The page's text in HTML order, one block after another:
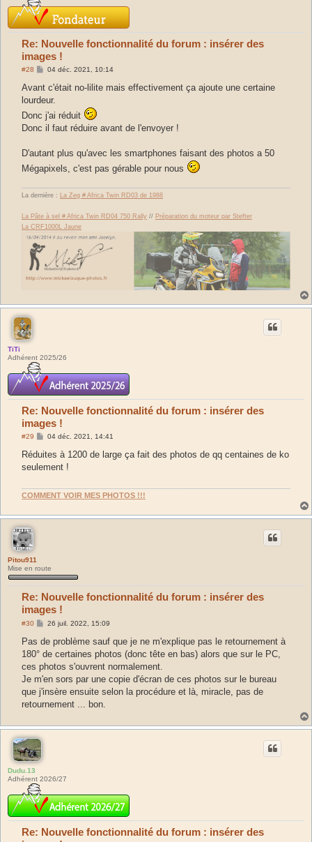
Re: Nouvelle fonctionnalité du forum : insérer des
images !
#28
M
s
a
g
e
04 déc. 2021, 10:14
Avant c'était no-lilite mais effectivement ça ajoute une certaine
lourdeur.
Donc j'ai réduit
Donc il faut réduire avant de l'envoyer !
D'autant plus qu'avec les smartphones faisant des photos a 50
Mégapixels, c'est pas gérable pour nous
La dernière : La Zeg # Africa Twin RD03 de 1988
La Pâte à sel # Africa Twin RD04 750 Rally // Préparation du moteur par Stefter
La CRF1000L Jaune
TiTi
Adhérent 2025/26
Re: Nouvelle fonctionnalité du forum : insérer des
images !
#29
M
s
a
04 déc. 2021, 14:41
Réduites à 1200 de large ça fait des photos de qq centaines de ko
seulement !
COMMENT VOIR MES PHOTOS !!!
Pitou911
Mise en route
Re: Nouvelle fonctionnalité du forum : insérer des
images !
#30
M
s
a
g
26 juil. 2022, 15:09
Pas de problème sauf que je ne m'explique pas le retournement à
180° de certaines photos (donc tête en bas) alors que sur le PC,
ces photos s'ouvrent normalement.
Je m'en sors par une copie d'écran de ces photos sur le bureau
que j'insère ensuite selon la procédure et là, miracle, pas de
retournement ... bon.
Dudu.13
Adhérent 2026/27
Re: Nouvelle fonctionnalité du forum : insérer des